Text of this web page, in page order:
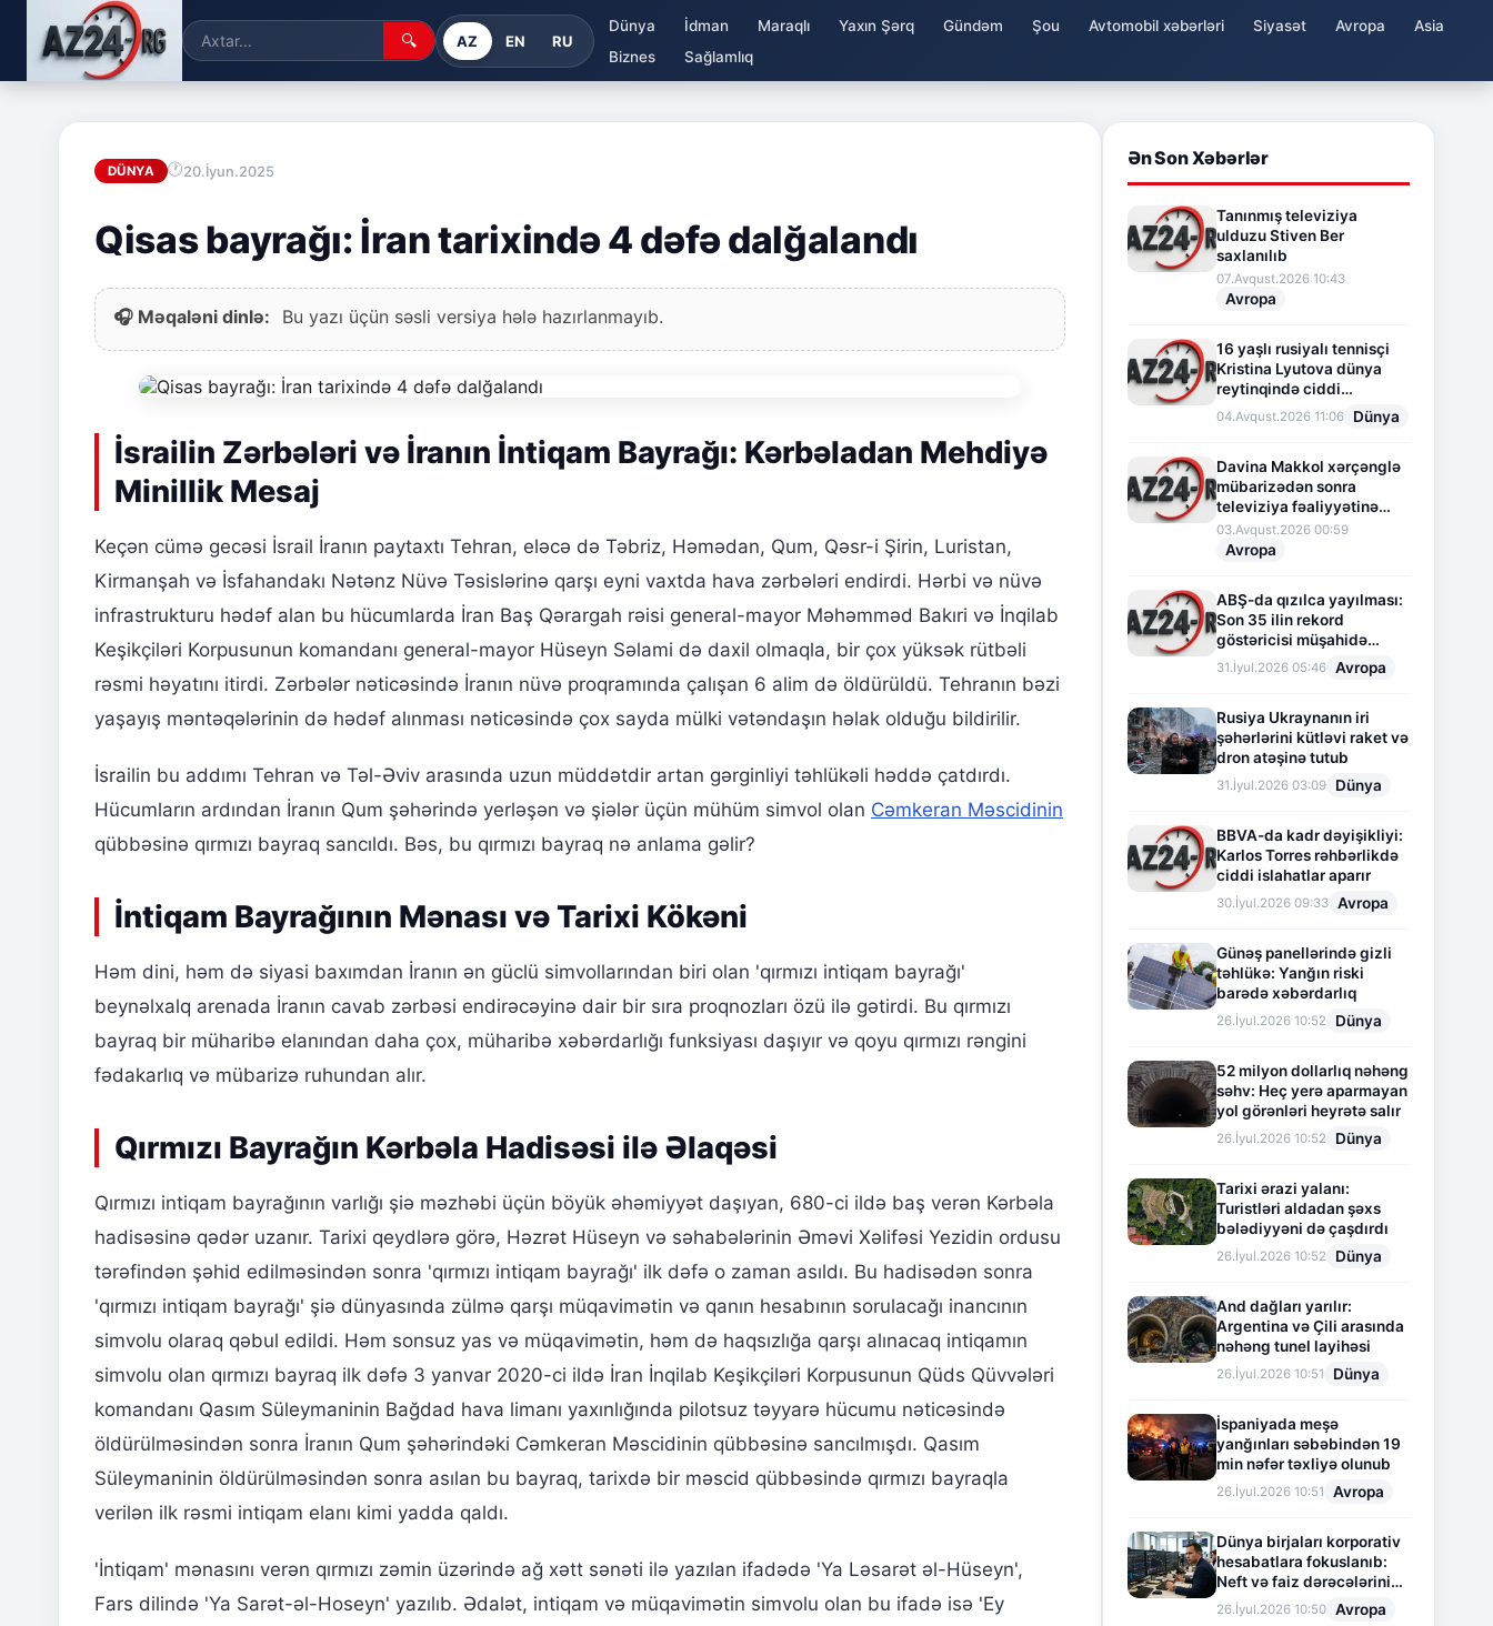
🔍 AZ EN RU
Dünya İdman Maraqlı Yaxın Şərq Gündəm Şou Avtomobil xəbərləri Siyasət Avropa
Asia
Biznes
Sağlamlıq
DÜNYA 20.İyun.2025
Qisas bayrağı: İran tarixində 4 dəfə dalğalandı
🎧 Məqaləni dinlə: Bu yazı üçün səsli versiya hələ hazırlanmayıb.
İsrailin Zərbələri və İranın İntiqam Bayrağı: Kərbəladan Mehdiyə
Minillik Mesaj
Keçən cümə gecəsi İsrail İranın paytaxtı Tehran, eləcə də Təbriz, Həmədan, Qum, Qəsr-i Şirin, Luristan,
Kirmanşah və İsfahandakı Nətənz Nüvə Təsislərinə qarşı eyni vaxtda hava zərbələri endirdi. Hərbi və nüvə
infrastrukturu hədəf alan bu hücumlarda İran Baş Qərargah rəisi general-mayor Məhəmməd Bakıri və İnqilab
Keşikçiləri Korpusunun komandanı general-mayor Hüseyn Səlami də daxil olmaqla, bir çox yüksək rütbəli
rəsmi həyatını itirdi. Zərbələr nəticəsində İranın nüvə proqramında çalışan 6 alim də öldürüldü. Tehranın bəzi
yaşayış məntəqələrinin də hədəf alınması nəticəsində çox sayda mülki vətəndaşın həlak olduğu bildirilir.
İsrailin bu addımı Tehran və Təl-Əviv arasında uzun müddətdir artan gərginliyi təhlükəli həddə çatdırdı.
Hücumların ardından İranın Qum şəhərində yerləşən və şiələr üçün mühüm simvol olan Cəmkeran Məscidinin
qübbəsinə qırmızı bayraq sancıldı. Bəs, bu qırmızı bayraq nə anlama gəlir?
İntiqam Bayrağının Mənası və Tarixi Kökəni
Həm dini, həm də siyasi baxımdan İranın ən güclü simvollarından biri olan 'qırmızı intiqam bayrağı'
beynəlxalq arenada İranın cavab zərbəsi endirəcəyinə dair bir sıra proqnozları özü ilə gətirdi. Bu qırmızı
bayraq bir müharibə elanından daha çox, müharibə xəbərdarlığı funksiyası daşıyır və qoyu qırmızı rəngini
fədakarlıq və mübarizə ruhundan alır.
Qırmızı Bayrağın Kərbəla Hadisəsi ilə Əlaqəsi
Qırmızı intiqam bayrağının varlığı şiə məzhəbi üçün böyük əhəmiyyət daşıyan, 680-ci ildə baş verən Kərbəla
hadisəsinə qədər uzanır. Tarixi qeydlərə görə, Həzrət Hüseyn və səhabələrinin Əməvi Xəlifəsi Yezidin ordusu
tərəfindən şəhid edilməsindən sonra 'qırmızı intiqam bayrağı' ilk dəfə o zaman asıldı. Bu hadisədən sonra
'qırmızı intiqam bayrağı' şiə dünyasında zülmə qarşı müqavimətin və qanın hesabının sorulacağı inancının
simvolu olaraq qəbul edildi. Həm sonsuz yas və müqavimətin, həm də haqsızlığa qarşı alınacaq intiqamın
simvolu olan qırmızı bayraq ilk dəfə 3 yanvar 2020-ci ildə İran İnqilab Keşikçiləri Korpusunun Qüds Qüvvələri
komandanı Qasım Süleymaninin Bağdad hava limanı yaxınlığında pilotsuz təyyarə hücumu nəticəsində
öldürülməsindən sonra İranın Qum şəhərindəki Cəmkeran Məscidinin qübbəsinə sancılmışdı. Qasım
Süleymaninin öldürülməsindən sonra asılan bu bayraq, tarixdə bir məscid qübbəsində qırmızı bayraqla
verilən ilk rəsmi intiqam elanı kimi yadda qaldı.
'İntiqam' mənasını verən qırmızı zəmin üzərində ağ xətt sənəti ilə yazılan ifadədə 'Ya Ləsarət əl-Hüseyn',
Fars dilində 'Ya Sarət-əl-Hoseyn' yazılıb. Ədalət, intiqam və müqavimətin simvolu olan bu ifadə isə 'Ey
Ən Son Xəbərlər
Tanınmış televiziya
ulduzu Stiven Ber
saxlanılıb
07.Avqust.2026 10:43
Avropa
16 yaşlı rusiyalı tennisçi
Kristina Lyutova dünya
reytinqində ciddi
irəliləyişə imza atdı
04.Avqust.2026 11:06 Dünya
Davina Makkol xərçənglə
mübarizədən sonra
televiziya fəaliyyətinə
fasilə verir
03.Avqust.2026 00:59
Avropa
ABŞ-da qızılca yayılması:
Son 35 ilin rekord
göstəricisi müşahidə
olunur
31.İyul.2026 05:46 Avropa
Rusiya Ukraynanın iri
şəhərlərini kütləvi raket və
dron atəşinə tutub
31.İyul.2026 03:09 Dünya
BBVA-da kadr dəyişikliyi:
Karlos Torres rəhbərlikdə
ciddi islahatlar aparır
30.İyul.2026 09:33 Avropa
Günəş panellərində gizli
təhlükə: Yanğın riski
barədə xəbərdarlıq
26.İyul.2026 10:52 Dünya
52 milyon dollarlıq nəhəng
səhv: Heç yerə aparmayan
yol görənləri heyrətə salır
26.İyul.2026 10:52 Dünya
Tarixi ərazi yalanı:
Turistləri aldadan şəxs
bələdiyyəni də çaşdırdı
26.İyul.2026 10:52 Dünya
And dağları yarılır:
Argentina və Çili arasında
nəhəng tunel layihəsi
26.İyul.2026 10:51 Dünya
İspaniyada meşə
yanğınları səbəbindən 19
min nəfər təxliyə olunub
26.İyul.2026 10:51 Avropa
Dünya birjaları korporativ
hesabatlara fokuslanıb:
Neft və faiz dərəcələrinin
təsiri altında cari vəziyyət
26.İyul.2026 10:50 Avropa